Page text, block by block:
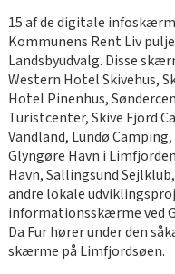
15 af de digitale
Kommunens Rent Liv
Landsbyudvalg. Disse
Western Hotel Skivehus,
Hotel Pinenhus,
Turistcenter, Skive Fjord
Vandland, Lundø
Glyngøre Havn i
Havn, Sallingsund
andre lokale
informationsskærme ved
Da Fur hører under den
skærme på Limfjordsøen.